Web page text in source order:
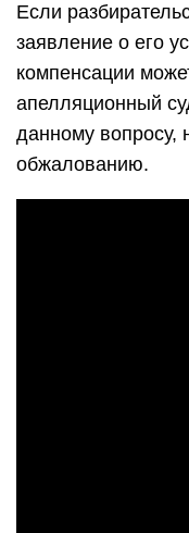
Если
заявление о его
компенсации
апелляционный
данному
обжалованию.